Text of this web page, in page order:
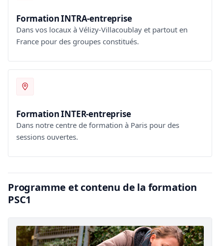
Formation INTRA-entreprise
Dans vos locaux à Vélizy-Villacoublay et partout en
France pour des groupes constitués.
Formation INTER-entreprise
Dans notre centre de formation à Paris pour des
sessions ouvertes.
Programme et contenu de la formation
PSC1